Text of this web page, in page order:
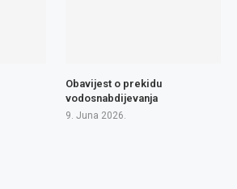
Obavijest o prekidu
vodosnabdijevanja
9. Juna 2026.